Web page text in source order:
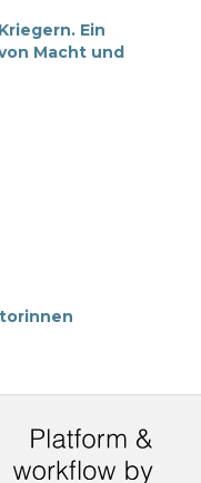
Ein
Macht und